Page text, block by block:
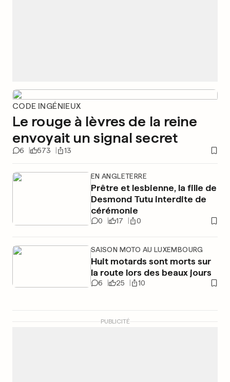
CODE INGÉNIEUX
Le rouge à lèvres de la reine
envoyait un signal secret
6 573 13
EN ANGLETERRE
Prêtre et lesbienne, la fille de
Desmond Tutu interdite de
cérémonie
0 17 0
SAISON MOTO AU LUXEMBOURG
Huit motards sont morts sur
la route lors des beaux jours
6 25 10
PUBLICITÉ